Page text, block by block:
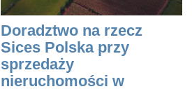
Doradztwo na rzecz
Sices Polska przy
sprzedaży
nieruchomości w